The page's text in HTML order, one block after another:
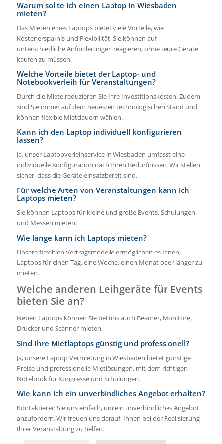
Warum sollte ich einen Laptop in Wiesbaden
mieten?
Das Mieten eines Laptops bietet viele Vorteile, wie
Kostenersparnis und Flexibilität. Sie können auf
unterschiedliche Anforderungen reagieren, ohne teure Geräte
kaufen zu müssen.
Welche Vorteile bietet der Laptop- und
Notebookverleih für Veranstaltungen?
Durch die Miete reduzieren Sie Ihre Investitionskosten. Zudem
sind Sie immer auf dem neuesten technologischen Stand und
können flexible Mietdauern wählen.
Kann ich den Laptop individuell konfigurieren
lassen?
Ja, unser Laptopverleihservice in Wiesbaden umfasst eine
individuelle Konfiguration nach Ihren Bedürfnissen. Wir stellen
sicher, dass die Geräte einsatzbereit sind.
Für welche Arten von Veranstaltungen kann ich
Laptops mieten?
Sie können Laptops für kleine und große Events, Schulungen
und Messen mieten.
Wie lange kann ich Laptops mieten?
Unsere flexiblen Vertragsmodelle ermöglichen es Ihnen,
Laptops für einen Tag, eine Woche, einen Monat oder länger zu
mieten.
Welche anderen Leihgeräte für Events
bieten Sie an?
Neben Laptops können Sie bei uns auch Beamer, Monitore,
Drucker und Scanner mieten.
Sind Ihre Mietlaptops günstig und professionell?
Ja, unsere Laptop Vermietung in Wiesbaden bietet günstige
Preise und professionelle Mietlösungen, mit dem richtigen
Notebook für Kongresse und Schulungen.
Wie kann ich ein unverbindliches Angebot erhalten?
Kontaktieren Sie uns einfach, um ein unverbindliches Angebot
anzufordern. Wir freuen uns darauf, Ihnen bei der Realisierung
Ihrer Veranstaltung zu helfen.